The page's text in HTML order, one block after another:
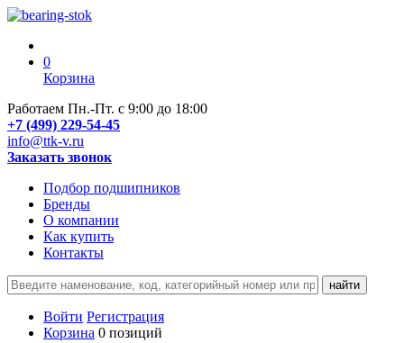
0
Корзина
Работаем Пн.-Пт. с 9:00 до 18:00
+7 (499) 229-54-45
info@ttk-v.ru
Заказать звонок
Подбор подшипников
Бренды
О компании
Как купить
Контакты
Войти Регистрация
Корзина 0 позиций